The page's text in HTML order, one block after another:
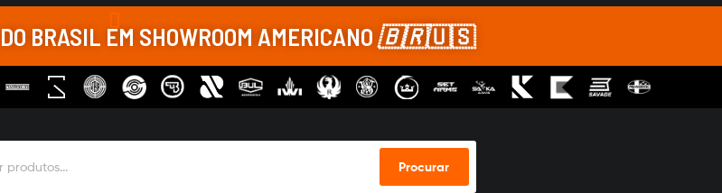
BRASIL EM SHOWROOM AMERICANO🇧🇷🇺🇸
Procurar